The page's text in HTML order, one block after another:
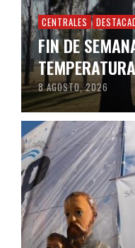
CENTRALES
FIN DE
8 AGOSTO, 2026